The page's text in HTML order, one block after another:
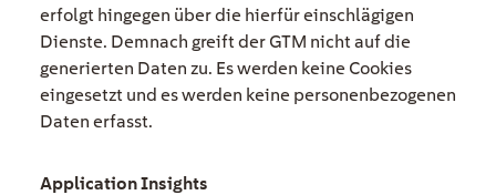
erfolgt hingegen über die hierfür einschlägigen
Dienste. Demnach greift der GTM nicht auf die
generierten Daten zu. Es werden keine Cookies
eingesetzt und es werden keine personenbezogenen
Daten erfasst.
Application Insights